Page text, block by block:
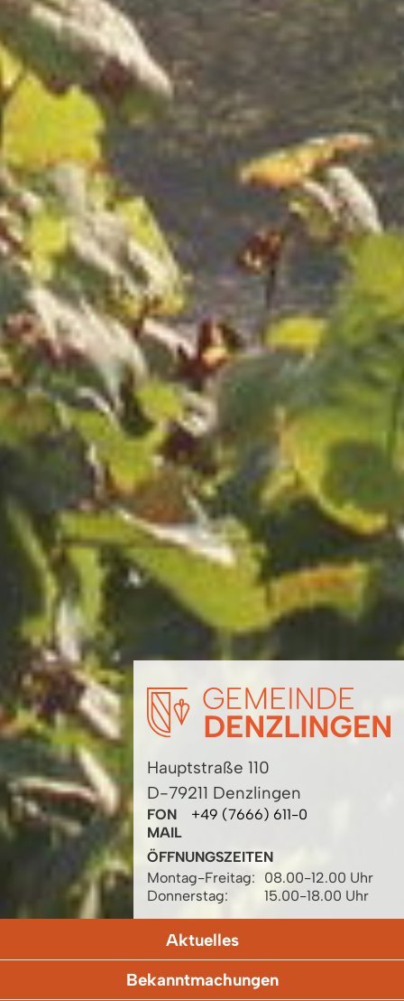
Hauptstraße 110
D-79211 Denzlingen
FON
+49 (7666) 611-0
MAIL
ÖFFNUNGSZEITEN
Montag-Freitag:
08.00-12.00 Uhr
Donnerstag:
15.00-18.00 Uhr
Aktuelles
Bekanntmachungen